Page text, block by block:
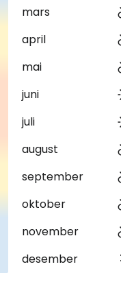
mars
april
mai
juni
juli
august
september
oktober
november
desember